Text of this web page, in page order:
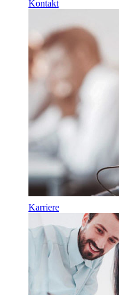
Kontakt
Karriere